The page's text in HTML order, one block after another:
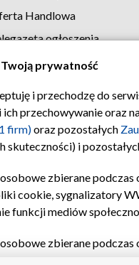
Handlowa
ogłoszenia
prywatność
i przechodzę do
przechowywanie oraz
firm)oraz pozostałych
skuteczności) i
zbierane
cookie, sygnalizatory
funkcji mediów
zbierane